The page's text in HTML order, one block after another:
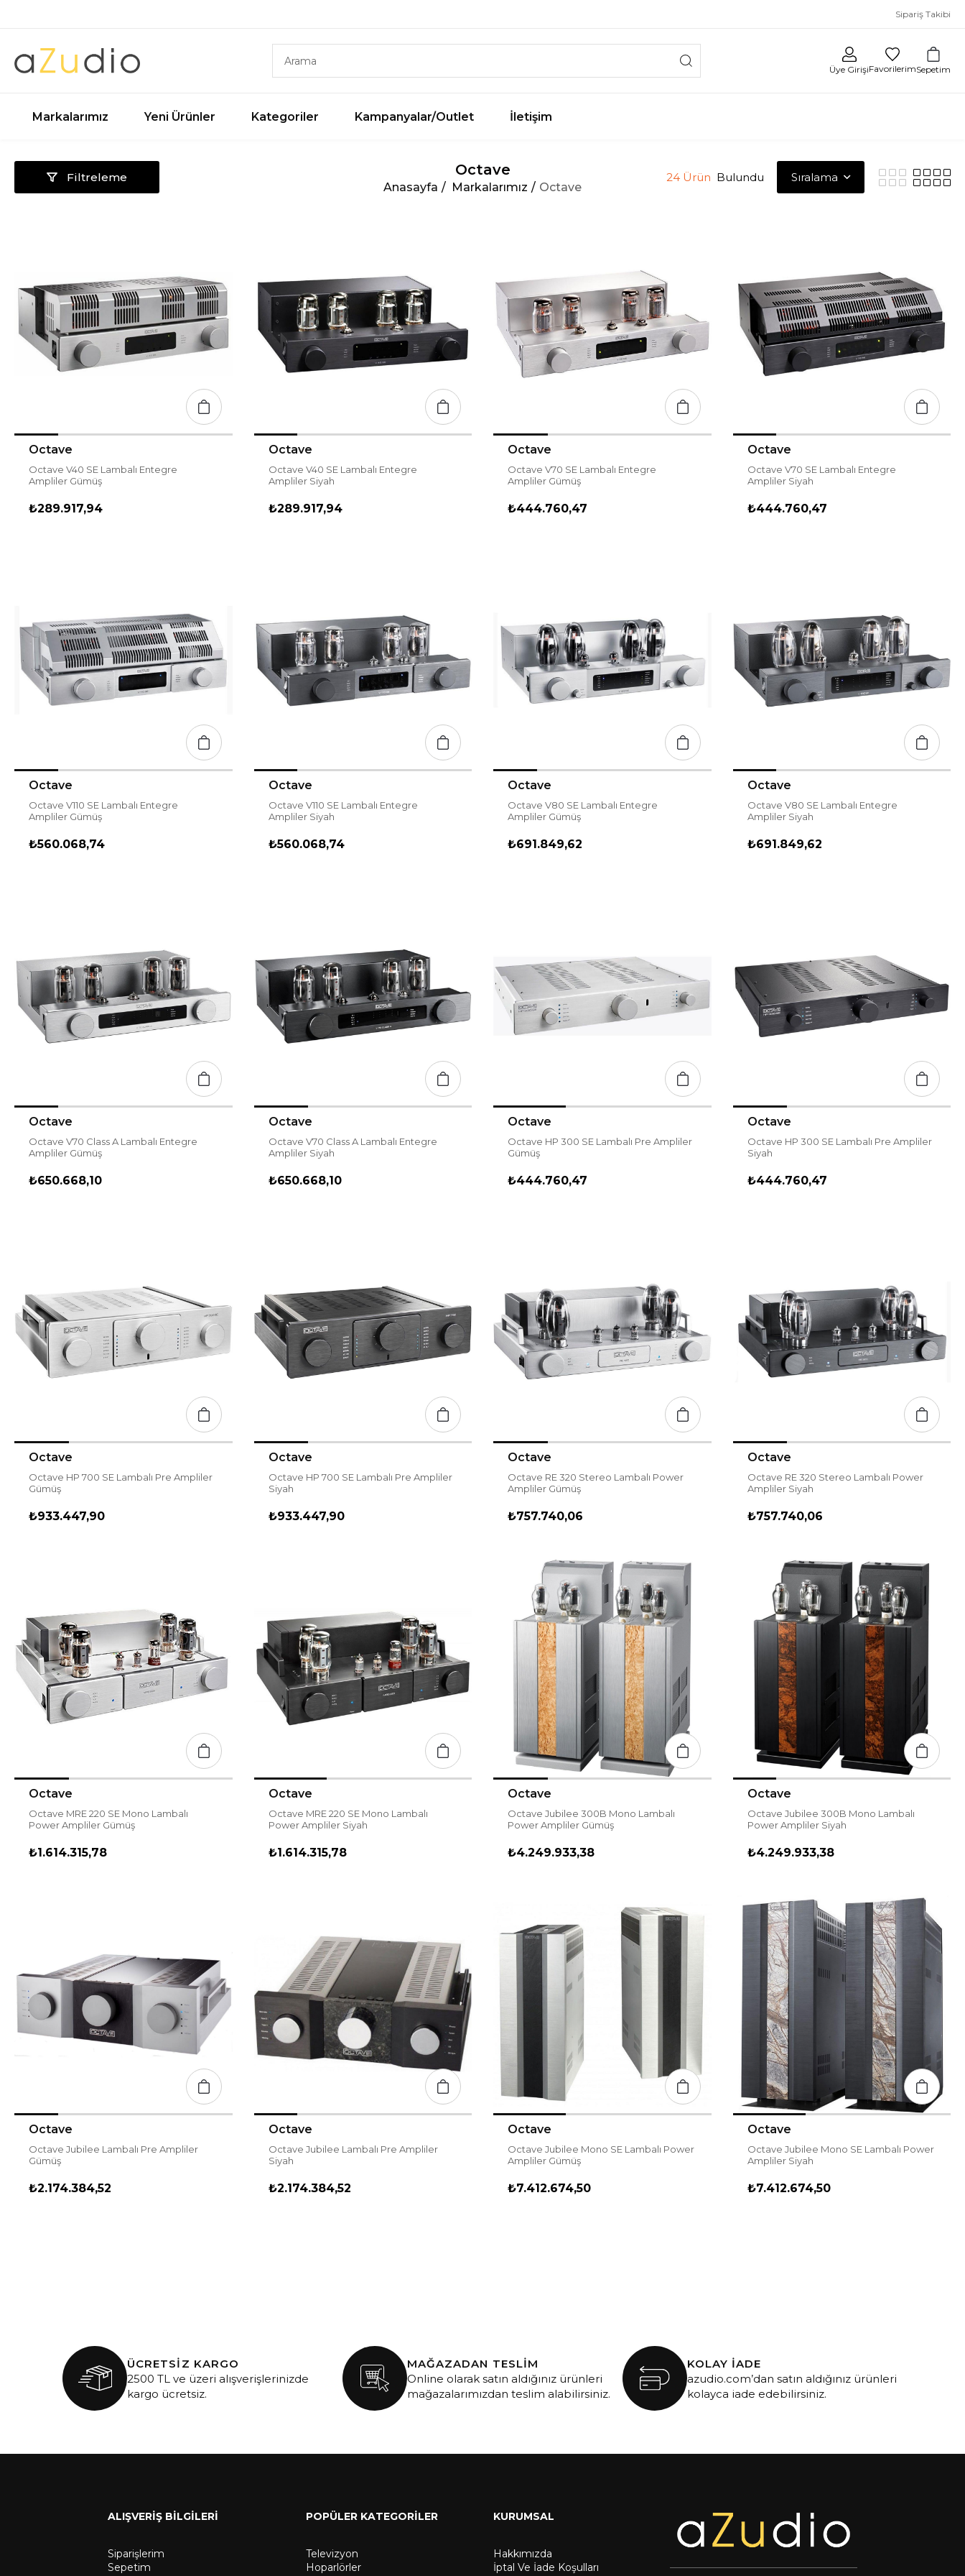
Sipariş Takibi
Üye GirişiFavorilerimSepetim
Markalarımız Yeni Ürünler Kategoriler Kampanyalar/Outlet İletişim
Octave
Anasayfa Markalarımız Octave
24 Ürün
Filtreleme
Octave
Octave V40 SE Lambalı Entegre
Ampliler Gümüş
₺289.917,94
Octave
Octave V40 SE Lambalı Entegre
Ampliler Siyah
₺289.917,94
Octave
Octave V70 SE Lambalı Entegre
Ampliler Gümüş
₺444.760,47
Octave
Octave V70 SE Lambalı Entegre
Ampliler Siyah
₺444.760,47
Octave
Octave V110 SE Lambalı Entegre
Ampliler Gümüş
₺560.068,74
Octave
Octave V110 SE Lambalı Entegre
Ampliler Siyah
₺560.068,74
Octave
Octave V80 SE Lambalı Entegre
Ampliler Gümüş
₺691.849,62
Octave
Octave V80 SE Lambalı Entegre
Ampliler Siyah
₺691.849,62
Octave
Octave V70 Class A Lambalı Entegre
Ampliler Gümüş
₺650.668,10
Octave
Octave V70 Class A Lambalı Entegre
Ampliler Siyah
₺650.668,10
Octave
Octave HP 300 SE Lambalı Pre Ampliler
Gümüş
₺444.760,47
Octave
Octave HP 300 SE Lambalı Pre Ampliler
Siyah
₺444.760,47
Octave
Octave HP 700 SE Lambalı Pre Ampliler
Gümüş
₺933.447,90
Octave
Octave HP 700 SE Lambalı Pre Ampliler
Siyah
₺933.447,90
Octave
Octave RE 320 Stereo Lambalı Power
Ampliler Gümüş
₺757.740,06
Octave
Octave RE 320 Stereo Lambalı Power
Ampliler Siyah
₺757.740,06
Octave
Octave MRE 220 SE Mono Lambalı
Power Ampliler Gümüş
₺1.614.315,78
Octave
Octave MRE 220 SE Mono Lambalı
Power Ampliler Siyah
₺1.614.315,78
Octave
Octave Jubilee 300B Mono Lambalı
Power Ampliler Gümüş
₺4.249.933,38
Octave
Octave Jubilee 300B Mono Lambalı
Power Ampliler Siyah
₺4.249.933,38
Octave
Octave Jubilee Lambalı Pre Ampliler
Gümüş
₺2.174.384,52
Octave
Octave Jubilee Lambalı Pre Ampliler
Siyah
₺2.174.384,52
Octave
Octave Jubilee Mono SE Lambalı Power
Ampliler Gümüş
₺7.412.674,50
Octave
Octave Jubilee Mono SE Lambalı Power
Ampliler Siyah
₺7.412.674,50
ÜCRETSİZ KARGO
2500 TL ve üzeri alışverişlerinizde
kargo ücretsiz.
MAĞAZADAN TESLİM
Online olarak satın aldığınız ürünleri
mağazalarımızdan teslim alabilirsiniz.
KOLAY İADE
azudio.com’dan satın aldığınız ürünleri
kolayca iade edebilirsiniz.
ALIŞVERİŞ BİLGİLERİ
Siparişlerim
Sepetim
POPÜLER KATEGORİLER
Televizyon
Hoparlörler
KURUMSAL
Hakkımızda
İptal Ve İade Koşulları